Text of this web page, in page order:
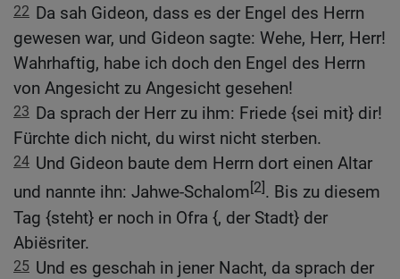
22 Da sah Gideon, dass es der Engel des Herrn
gewesen war, und Gideon sagte: Wehe, Herr, Herr!
Wahrhaftig, habe ich doch den Engel des Herrn
von Angesicht zu Angesicht gesehen!
23 Da sprach der Herr zu ihm: Friede {sei mit} dir!
Fürchte dich nicht, du wirst nicht sterben.
24 Und Gideon baute dem Herrn dort einen Altar
und nannte ihn: Jahwe-Schalom[2]. Bis zu diesem
Tag {steht} er noch in Ofra {, der Stadt} der
Abiësriter.
25 Und es geschah in jener Nacht, da sprach der